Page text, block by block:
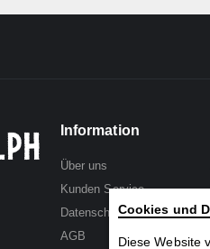
Information
Über uns
Kunden Service
Datenschutz
AGB
Cookies und
Diese Website